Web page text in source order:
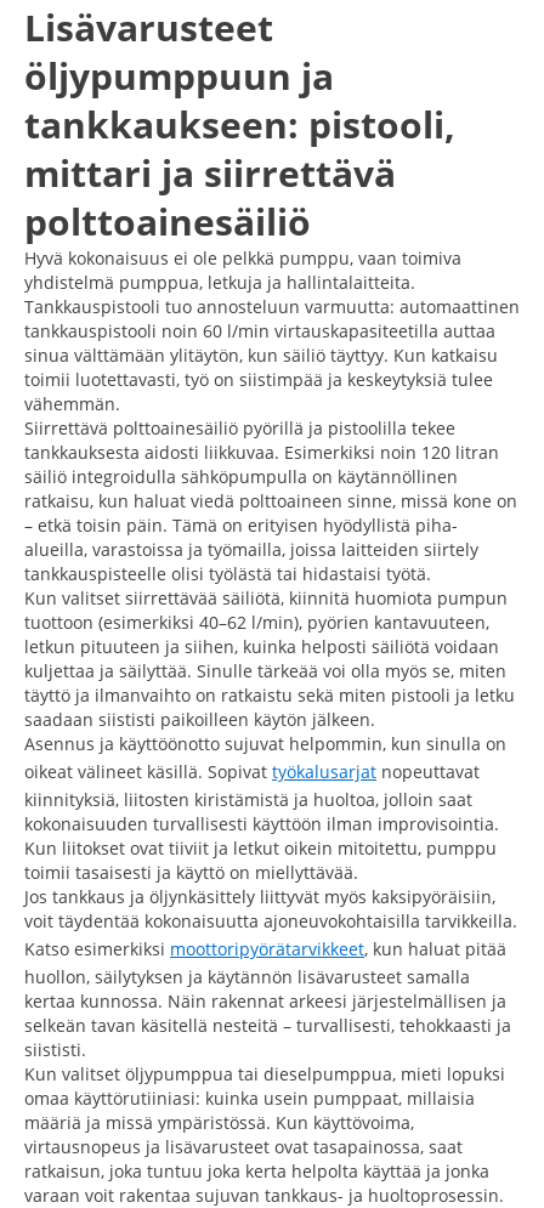
Lisävarusteet
öljypumppuun ja
tankkaukseen: pistooli,
mittari ja siirrettävä
polttoainesäiliö
Hyvä kokonaisuus ei ole pelkkä pumppu, vaan toimiva
yhdistelmä pumppua, letkuja ja hallintalaitteita.
Tankkauspistooli tuo annosteluun varmuutta: automaattinen
tankkauspistooli noin 60 l/min virtauskapasiteetilla auttaa
sinua välttämään ylitäytön, kun säiliö täyttyy. Kun katkaisu
toimii luotettavasti, työ on siistimpää ja keskeytyksiä tulee
vähemmän.
Siirrettävä polttoainesäiliö pyörillä ja pistoolilla tekee
tankkauksesta aidosti liikkuvaa. Esimerkiksi noin 120 litran
säiliö integroidulla sähköpumpulla on käytännöllinen
ratkaisu, kun haluat viedä polttoaineen sinne, missä kone on
– etkä toisin päin. Tämä on erityisen hyödyllistä piha-
alueilla, varastoissa ja työmailla, joissa laitteiden siirtely
tankkauspisteelle olisi työlästä tai hidastaisi työtä.
Kun valitset siirrettävää säiliötä, kiinnitä huomiota pumpun
tuottoon (esimerkiksi 40–62 l/min), pyörien kantavuuteen,
letkun pituuteen ja siihen, kuinka helposti säiliötä voidaan
kuljettaa ja säilyttää. Sinulle tärkeää voi olla myös se, miten
täyttö ja ilmanvaihto on ratkaistu sekä miten pistooli ja letku
saadaan siististi paikoilleen käytön jälkeen.
Asennus ja käyttöönotto sujuvat helpommin, kun sinulla on
oikeat välineet käsillä. Sopivat työkalusarjat nopeuttavat
kiinnityksiä, liitosten kiristämistä ja huoltoa, jolloin saat
kokonaisuuden turvallisesti käyttöön ilman improvisointia.
Kun liitokset ovat tiiviit ja letkut oikein mitoitettu, pumppu
toimii tasaisesti ja käyttö on miellyttävää.
Jos tankkaus ja öljynkäsittely liittyvät myös kaksipyöräisiin,
voit täydentää kokonaisuutta ajoneuvokohtaisilla tarvikkeilla.
Katso esimerkiksi moottoripyörätarvikkeet, kun haluat pitää
huollon, säilytyksen ja käytännön lisävarusteet samalla
kertaa kunnossa. Näin rakennat arkeesi järjestelmällisen ja
selkeän tavan käsitellä nesteitä – turvallisesti, tehokkaasti ja
siististi.
Kun valitset öljypumppua tai dieselpumppua, mieti lopuksi
omaa käyttörutiiniasi: kuinka usein pumppaat, millaisia
määriä ja missä ympäristössä. Kun käyttövoima,
virtausnopeus ja lisävarusteet ovat tasapainossa, saat
ratkaisun, joka tuntuu joka kerta helpolta käyttää ja jonka
varaan voit rakentaa sujuvan tankkaus- ja huoltoprosessin.